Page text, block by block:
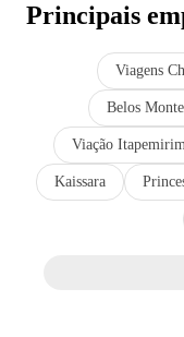
Principais
Viagens
Belos
Viação
Kaissara